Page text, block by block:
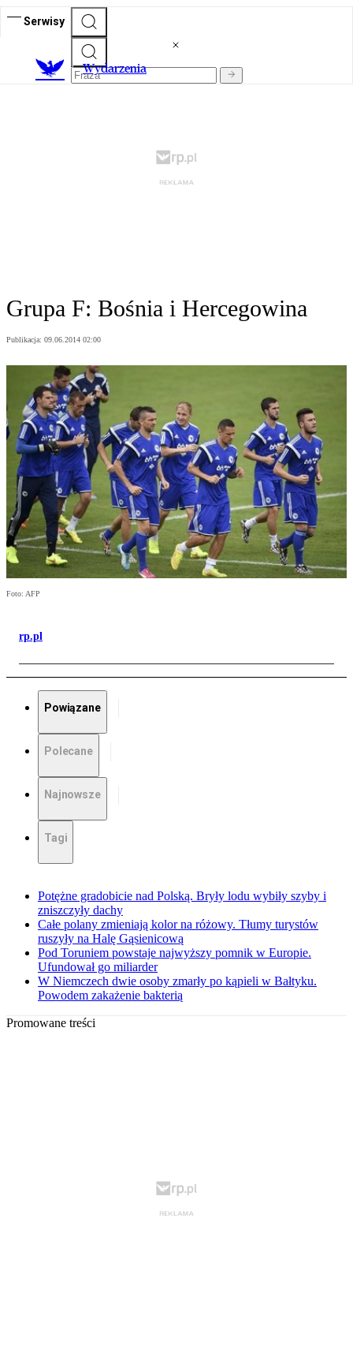
Serwisy
Wydarzenia
Grupa F: Bośnia i Hercegowina
Publikacja: 09.06.2014 02:00
Foto: AFP
rp.pl
Powiązane
Polecane
Najnowsze
Tagi
Potężne gradobicie nad Polską. Bryły lodu wybiły szyby i
zniszczyły dachy
Całe polany zmieniają kolor na różowy. Tłumy turystów
ruszyły na Halę Gąsienicową
Pod Toruniem powstaje najwyższy pomnik w Europie.
Ufundował go miliarder
W Niemczech dwie osoby zmarły po kąpieli w Bałtyku.
Powodem zakażenie bakterią
Promowane treści